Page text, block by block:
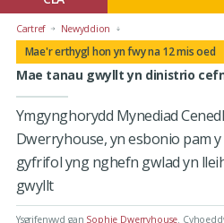
Cartref Newyddion
Mae'r erthygl hon yn fwy na 12 mis oed
Mae tanau gwyllt yn dinistrio
Ymgynghorydd Mynediad
Dwerryhouse, yn esbonio pam
gyfrifol yng nghefn gwlad yn
gwyllt
Ysgrifenwyd gan Sophie Dwerryhouse.